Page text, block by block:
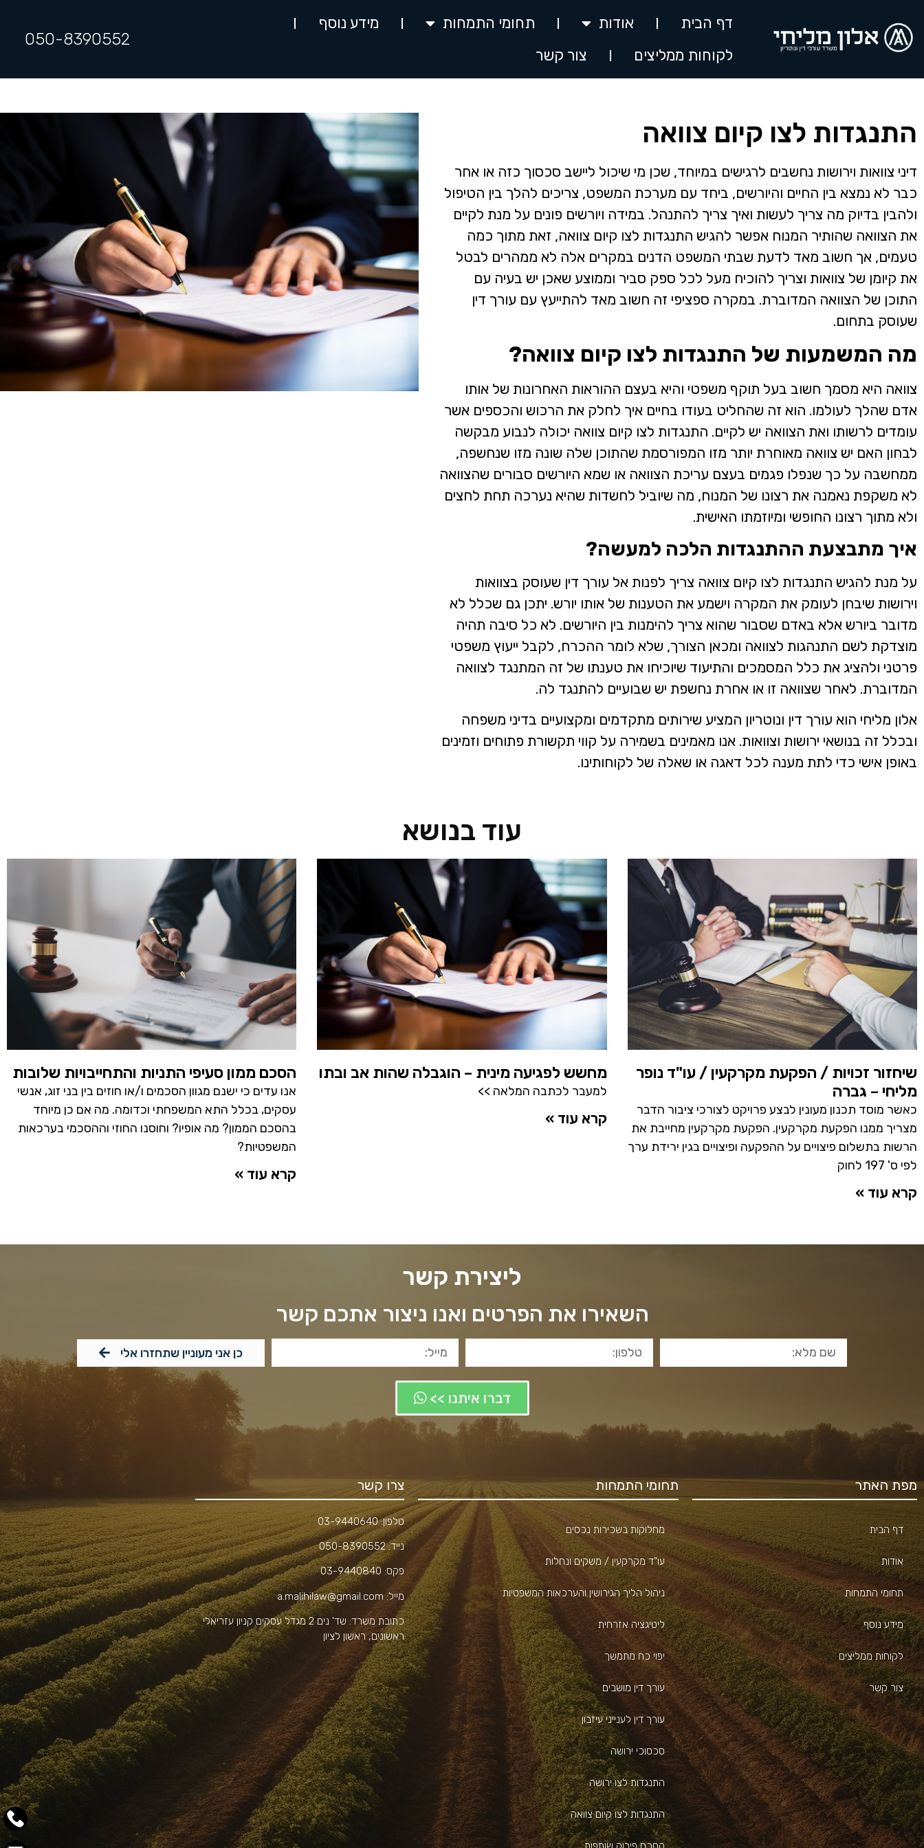
דף הבית אודות תחומי התמחות
מידע נוסף
לקוחות ממליצים
צור קשר
050-8390552
התנגדות לצו קיום צוואה
דיני צוואות וירושות נחשבים לרגישים במיוחד, שכן מי שיכול ליישב סכסוך כזה או אחר
כבר לא נמצא בין החיים והיורשים, ביחד עם מערכת המשפט, צריכים להלך בין הטיפול
ולהבין בדיוק מה צריך לעשות ואיך צריך להתנהל. במידה ויורשים פונים על מנת לקיים
את הצוואה שהותיר המנוח אפשר להגיש התנגדות לצו קיום צוואה, זאת מתוך כמה
טעמים, אך חשוב מאד לדעת שבתי המשפט הדנים במקרים אלה לא ממהרים לבטל
את קיומן של צוואות וצריך להוכיח מעל לכל ספק סביר וממוצע שאכן יש בעיה עם
התוכן של הצוואה המדוברת. במקרה ספציפי זה חשוב מאד להתייעץ עם עורך דין
שעוסק בתחום.
מה המשמעות של התנגדות לצו קיום צוואה?
צוואה היא מסמך חשוב בעל תוקף משפטי והיא בעצם ההוראות האחרונות של אותו
אדם שהלך לעולמו. הוא זה שהחליט בעודו בחיים איך לחלק את הרכוש והכספים אשר
עומדים לרשותו ואת הצוואה יש לקיים. התנגדות לצו קיום צוואה יכולה לנבוע מבקשה
לבחון האם יש צוואה מאוחרת יותר מזו המפורסמת שהתוכן שלה שונה מזו שנחשפה,
ממחשבה על כך שנפלו פגמים בעצם עריכת הצוואה או שמא היורשים סבורים שהצוואה
לא משקפת נאמנה את רצונו של המנוח, מה שיוביל לחשדות שהיא נערכה תחת לחצים
ולא מתוך רצונו החופשי ומיוזמתו האישית.
איך מתבצעת ההתנגדות הלכה למעשה?
על מנת להגיש התנגדות לצו קיום צוואה צריך לפנות אל עורך דין שעוסק בצוואות
וירושות שיבחן לעומק את המקרה וישמע את הטענות של אותו יורש. יתכן גם שכלל לא
מדובר ביורש אלא באדם שסבור שהוא צריך להימנות בין היורשים. לא כל סיבה תהיה
מוצדקת לשם התנהגות לצוואה ומכאן הצורך, שלא לומר ההכרח, לקבל ייעוץ משפטי
פרטני ולהציג את כלל המסמכים והתיעוד שיוכיחו את טענתו של זה המתנגד לצוואה
המדוברת. לאחר שצוואה זו או אחרת נחשפת יש שבועיים להתנגד לה.
אלון מליחי הוא עורך דין ונוטריון המציע שירותים מתקדמים ומקצועיים בדיני משפחה
ובכלל זה בנושאי ירושות וצוואות. אנו מאמינים בשמירה על קווי תקשורת פתוחים וזמינים
באופן אישי כדי לתת מענה לכל דאגה או שאלה של לקוחותינו.
עוד בנושא
שיחזור זכויות / הפקעת מקרקעין / עו"ד נופר
מליחי – גברה
כאשר מוסד תכנון מעונין לבצע פרויקט לצורכי ציבור הדבר
מצריך ממנו הפקעת מקרקעין. הפקעת מקרקעין מחייבת את
הרשות בתשלום פיצויים על ההפקעה ופיצויים בגין ירידת ערך
לפי ס' 197 לחוק
קרא עוד »
מחשש לפגיעה מינית – הוגבלה שהות אב ובתו
למעבר לכתבה המלאה >>
קרא עוד »
הסכם ממון סעיפי התניות והתחייבויות שלובות
אנו עדים כי ישנם מגוון הסכמים ו/או חוזים בין בני זוג, אנשי
עסקים, בכלל התא המשפחתי וכדומה. מה אם כן מיוחד
בהסכם הממון? מה אופיו? וחוסנו החוזי וההסכמי בערכאות
המשפטיות?
קרא עוד »
ליצירת קשר
השאירו את הפרטים ואנו ניצור אתכם קשר
כן אני מעוניין שתחזרו אלי
דברו איתנו >>
מפת האתר
דף הבית
אודות
תחומי התמחות
מידע נוסף
לקוחות ממליצים
צור קשר
תחומי התמחות
מחלוקות בשכירות נכסים
עו"ד מקרקעין / משקים ונחלות
ניהול הליך הגירושין והערכאות המשפטיות
ליטיגציה אזרחית
יפוי כח מתמשך
עורך דין מושבים
עורך דין לענייני עיזבון
סכסוכי ירושה
התנגדות לצו ירושה
התנגדות לצו קיום צוואה
צרו קשר
טלפון:03-9440640
נייד:050-8390552
פקס: 03-9440840
מייל: a.malihilaw@gmail.com
כתובת משרד:
שד' נים 2 מגדל עסקים קניון עזריאלי
ראשונים, ראשון לציון